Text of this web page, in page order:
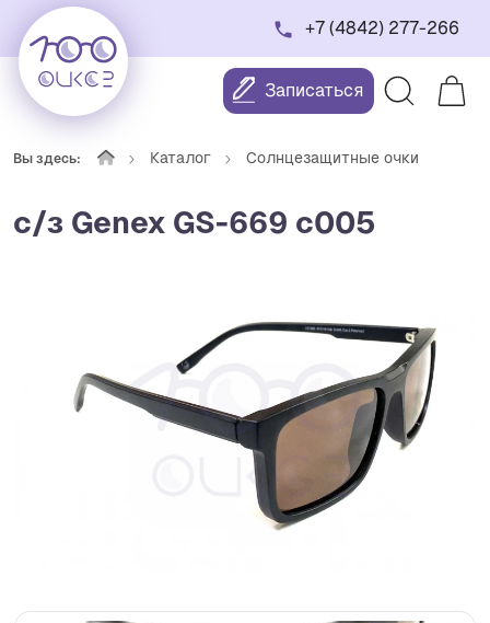
+7 (4842) 277-266
Записаться
Вы здесь: Каталог Солнцезащитные очки
с/з Genex GS-669 с005